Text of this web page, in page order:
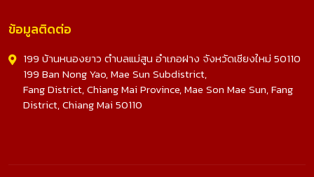
ข้อมูลติดต่อ
199 บ้านหนองยาว ตำบลแม่สูน อำเภอฝาง จังหวัดเชียงใหม่ 50110
199 Ban Nong Yao, Mae Sun Subdistrict,
Fang District, Chiang Mai Province, Mae Son Mae Sun, Fang
District, Chiang Mai 50110